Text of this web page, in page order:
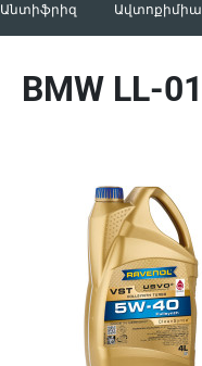
Անտիֆրիզ Ավտոքիմիա
BMW LL-01